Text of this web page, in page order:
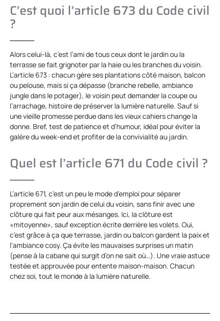
C’est quoi l’article 673 du Code civil
?
Alors celui-là, c’est l’ami de tous ceux dont le jardin ou la
terrasse se fait grignoter par la haie ou les branches du voisin.
L’article 673 : chacun gère ses plantations côté maison, balcon
ou pelouse, mais si ça dépasse (branche rebelle, ambiance
jungle dans le potager), le voisin peut demander la coupe ou
l’arrachage, histoire de préserver la lumière naturelle. Sauf si
une vieille promesse perdue dans les vieux cahiers change la
donne. Bref, test de patience et d’humour, idéal pour éviter la
galère du week-end et profiter de la convivialité au jardin.
Quel est l’article 671 du Code civil ?
L’article 671, c’est un peu le mode d’emploi pour séparer
proprement son jardin de celui du voisin, sans finir avec une
clôture qui fait peur aux mésanges. Ici, la clôture est
«mitoyenne», sauf exception écrite derrière les volets. Oui,
c’est grâce à ça que terrasse, jardin ou balcon gardent la paix et
l’ambiance cosy. Ça évite les mauvaises surprises un matin
(pense à la cabane qui surgit d’on ne sait où…). Une vraie astuce
testée et approuvée pour entente maison-maison. Chacun
chez soi, tout le monde à la lumière naturelle.